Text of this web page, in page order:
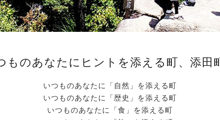
ものあなたにヒントを添える町、添田
いつものあなたに「自然」を添える町
いつものあなたに「歴史」を添える町
いつものあなたに「食」を添える町